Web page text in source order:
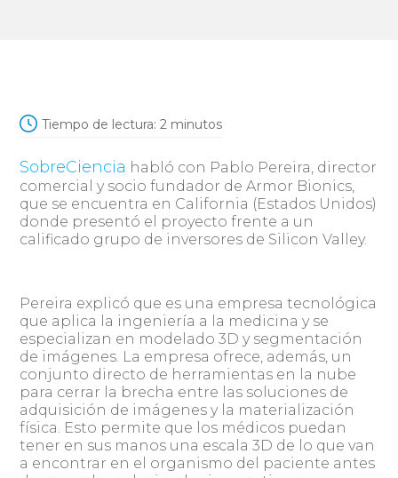
Tiempo de lectura: 2 minutos
SobreCiencia habló con Pablo Pereira, director
comercial y socio fundador de Armor Bionics,
que se encuentra en California (Estados Unidos)
donde presentó el proyecto frente a un
calificado grupo de inversores de Silicon Valley.
Pereira explicó que es una empresa tecnológica
que aplica la ingeniería a la medicina y se
especializan en modelado 3D y segmentación
de imágenes. La empresa ofrece, además, un
conjunto directo de herramientas en la nube
para cerrar la brecha entre las soluciones de
adquisición de imágenes y la materialización
física. Esto permite que los médicos puedan
tener en sus manos una escala 3D de lo que van
a encontrar en el organismo del paciente antes